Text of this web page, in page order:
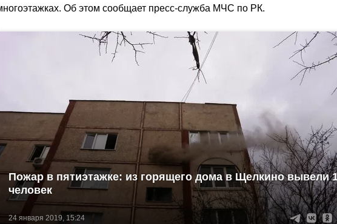
Об этом сообщает пресс-служба МЧС по РК.
24 января 2019, 15:24
Пожар в пятиэтажке: из горящего дома в Щелкино вывели
человек